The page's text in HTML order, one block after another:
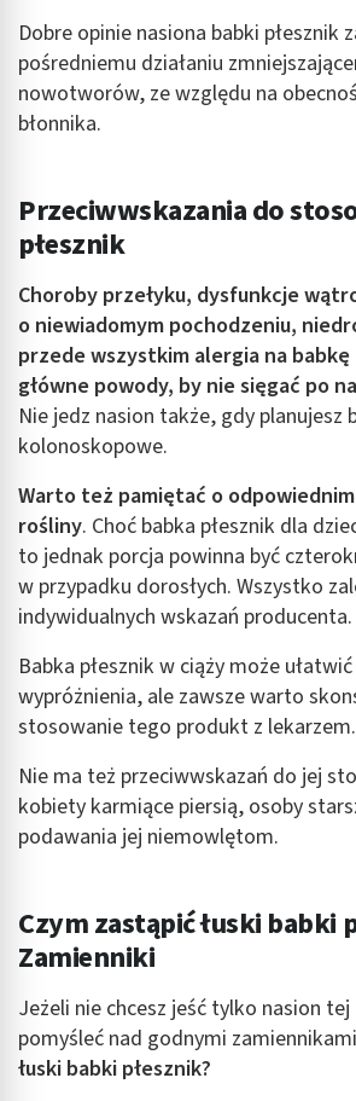
Dobre opinie nasiona babki płesznik
pośredniemu działaniu
nowotworów, ze względu na
błonnika.
Przeciwwskazania do
płesznik
Choroby przełyku, dysfunkcje
o niewiadomym pochodzeniu,
przede wszystkim alergia na babkę
główne powody, by nie sięgać po
Nie jedz nasion także, gdy planujesz
kolonoskopowe.
Warto też pamiętać o
rośliny. Choć babka płesznik dla
to jednak porcja powinna być
w przypadku dorosłych. Wszystko
indywidualnych wskazań producenta.
Babka płesznik w ciąży może
wypróżnienia, ale zawsze warto
stosowanie tego produkt z lekarzem.
Nie ma też przeciwwskazań do jej
kobiety karmiące piersią, osoby
podawania jej niemowlętom.
Czym zastąpić łuski babki
Zamienniki
Jeżeli nie chcesz jeść tylko nasion
pomyśleć nad godnymi
łuski babki płesznik?